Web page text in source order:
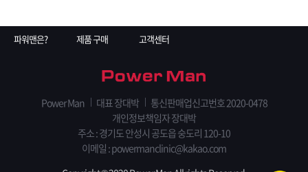
파워맨은? 제품 구매 고객센터
Power Man 대표 장대박
통신판매업신고번호 2020-0478
개인정보책임자 장대박
주소 : 경기도 안성시 공도읍 숭도리 120-10
이메일 : powermanclinic@kakao.com